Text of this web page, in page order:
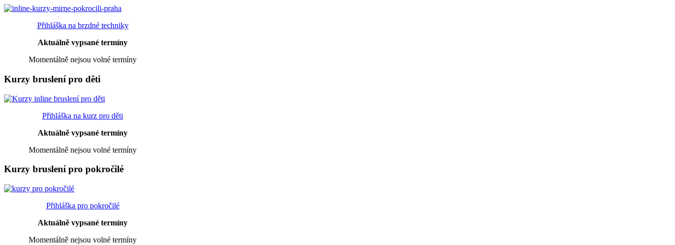
Přihláška na brzdné techniky
Aktuálně vypsané termíny
Momentálně nejsou volné termíny
Kurzy bruslení pro děti
Přihláška na kurz pro děti
Aktuálně vypsané termíny
Momentálně nejsou volné termíny
Kurzy bruslení pro pokročilé
Přihláška pro pokročilé
Aktuálně vypsané termíny
Momentálně nejsou volné termíny